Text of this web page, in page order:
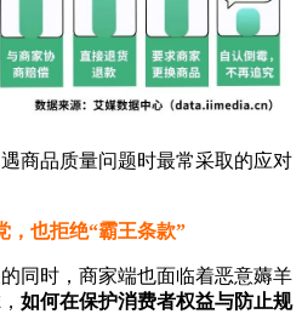
品质量问题时最常采取的应对
，也拒绝“霸王条款”
时，商家端也面临着恶意薅羊
如何在保护消费者权益与防止规